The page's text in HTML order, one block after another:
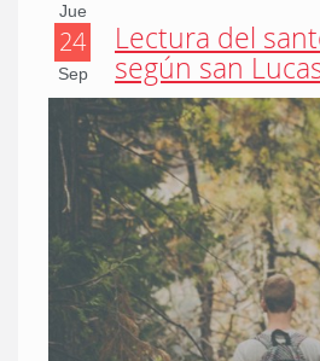
Jue
24
Sep
Lectura del
según san